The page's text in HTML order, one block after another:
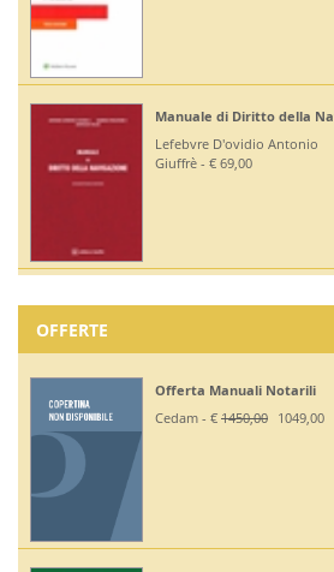
Manuale di Diritto della
Lefebvre D'ovidio Antonio
Giuffrè - € 69,00
OFFERTE
Offerta Manuali Notarili
Cedam - € 1450,00 1049,00